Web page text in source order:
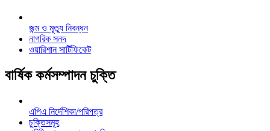
জন্ম ও মূত্যু নিবন্ধন
নাগরিক সনদ
ওয়ারিশান সার্টিফিকেট
বার্ষিক কর্মসম্পাদন চুক্তি
এপিএ নির্দেশিকা/পরিপত্র
চুক্তিসমূহ